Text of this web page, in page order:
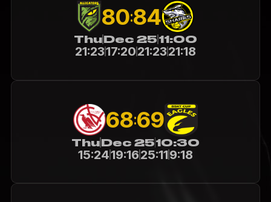
80:84
ThuDec 2511:00
21:2317:2021:2321:18
68:69
ThuDec 2510:30
15:2419:1625:119:18